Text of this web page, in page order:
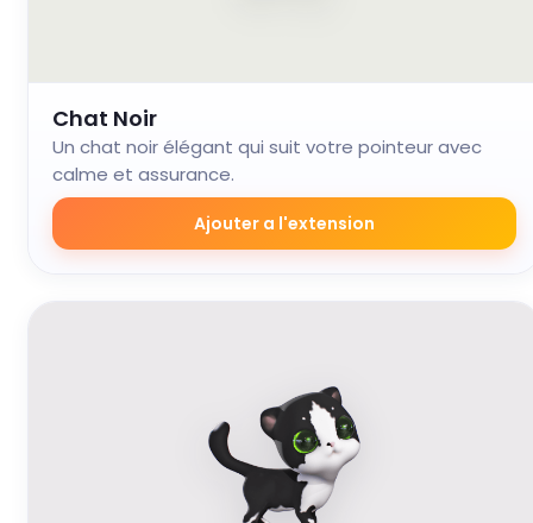
Chat Noir
Un chat noir élégant qui suit votre pointeur avec
calme et assurance.
Ajouter a l'extension